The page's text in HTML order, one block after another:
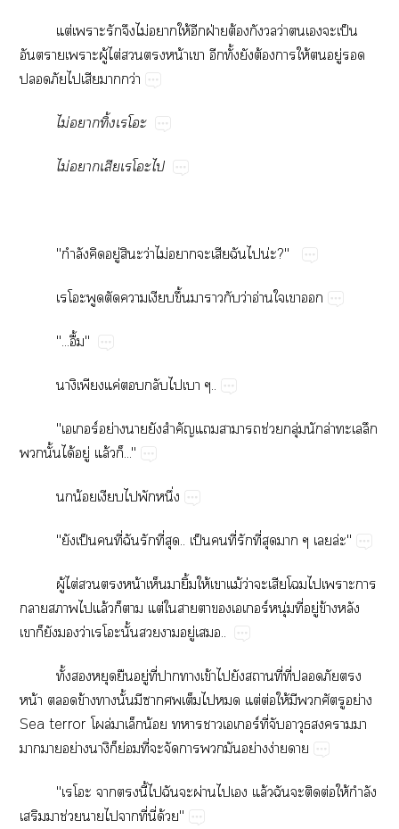
ต่​​​​ไม่​​ให้​​ฝ่​ต้​​ว่​​​​ป็​
​​ู้​ไต่​​​น้​​​ั้​​ต้​​ให้​​ู่​​
​​​​​ว่
ไม่​​ิ้
ไม่​​
"ำ​​ู่​​​ว่​ไม่​​​​​ปน่?"
​​​​ึ้​​​​ว่​อ่​​​
"...ื้"
​ค่​​​​..
"​ร์ย่​​​ำ​​​ช่​ุ่​​ล่​​​
​ั้​ได้​ู่​ล้​..."
​น้​​​​ึ่
"​ป็​​ี่​​​ี่​..​ป็​​ี่​​ี่​​​​ล่"
ู้​ไต่​​​น้​​​ิ้​ให้​​ม้​ว่​​​​​​​
​​​ล้​​​ต่​​​​​​ร์ุ่​ี่​ู่​ข้​​
​​​​ว่ั้​​​ู่​..
ั้​​​​ู่​ี่​​​ข้​​​​ี่​ี่​​​​
น้​​ข้​​ั้​​​​​​​ต่​ต่​ให้​​​​ย่​
Sea​terror​ล่​​​น้​​​​ร์ี่​​​​​
​​ย่ิ​ย่​ี่​​​​​​ย่​ง่​
"​​​ี้​​​​ผ่​​​ล้​​​​ต่​ให้​ำ​
​​ช่​​​​ี่​ี่​ด้"